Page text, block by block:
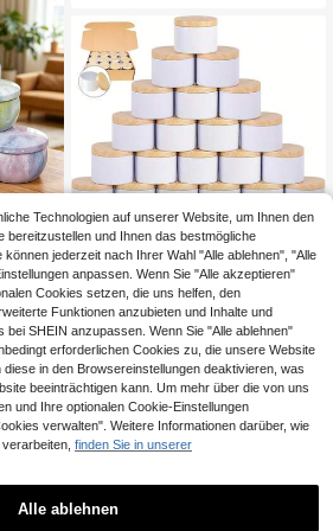
Gala
Ker
Material für handgemachte Duftker
zen, Heimwerker-Geschenk
24 Stücke weiße Metallkerzenbech
er mit Holzmaserung-Deckeln, 4/8
oz - ideal für DIY Kerzenmachen un
d Aufbewahrungsbehälter, Kerzenm
acherbedarf
5 übrig
23,14€
Technologien auf unserer Website, um Ihnen den
bereitzustellen und Ihnen das bestmögliche
jederzeit nach Ihrer Wahl "Alle ablehnen", "Alle
anpassen. Wenn Sie "Alle akzeptieren"
Cookies setzen, die uns helfen, den
Funktionen anzubieten und Inhalte und
bei SHEIN anzupassen. Wenn Sie "Alle ablehnen"
erforderlichen Cookies zu, die unsere Website
in den Browsereinstellungen deaktivieren, was
beeinträchtigen kann. Um mehr über die von uns
und Ihre optionalen Cookie-Einstellungen
verwalten". Weitere Informationen darüber, wie
finden Sie in unserer
Alle ablehnen